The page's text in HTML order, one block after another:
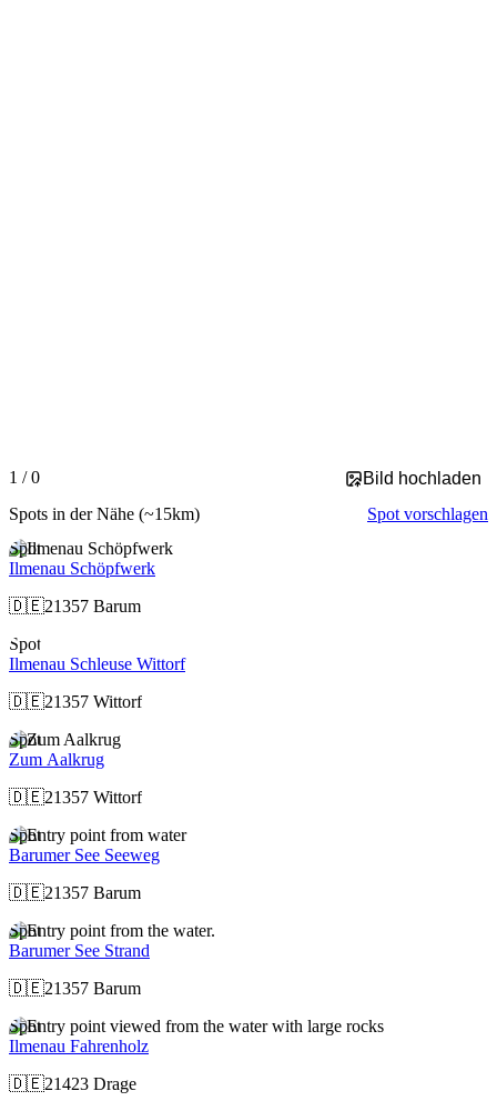
Slide 1 of 0 is displayed
1 / 0
Bild hochladen
Spots in der Nähe (~15km)
Spot vorschlagen
Spot
Ilmenau Schöpfwerk
🇩🇪21357 Barum
Spot
Ilmenau Schleuse Wittorf
🇩🇪21357 Wittorf
Spot
Zum Aalkrug
🇩🇪21357 Wittorf
Spot
Barumer See Seeweg
🇩🇪21357 Barum
Spot
Barumer See Strand
🇩🇪21357 Barum
Spot
Ilmenau Fahrenholz
🇩🇪21423 Drage